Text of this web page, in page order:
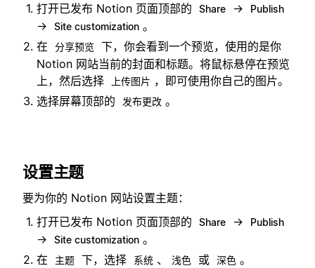
打开已发布 Notion 页面顶部的
Share → Publish
→ Site customization 。
在
分享预览
下，你会看到一个预览，使用的是你
Notion 网站当前的封面和标题。将鼠标悬停在预览
上，然后选择
上传图片 ，即可使用你自己的图片。
选择屏幕顶部的
发布更改 。
设置主题
要为你的 Notion 网站设置主题：
打开已发布 Notion 页面顶部的
Share → Publish
→ Site customization 。
在
主题 下，选择 系统 、 浅色 或 深色 。